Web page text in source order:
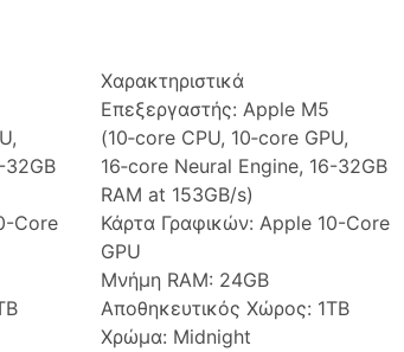
32GB
Core
Χαρακτηριστικά
Επεξεργαστής: Apple M5
(10‑core CPU, 10‑core GPU,
16‑core Neural Engine, 16-32GB
RAM at 153GB/s)
Κάρτα Γραφικών: Apple 10-Core
GPU
Μνήμη RAM: 24GB
Αποθηκευτικός Χώρος: 1TB
Χρώμα: Midnight